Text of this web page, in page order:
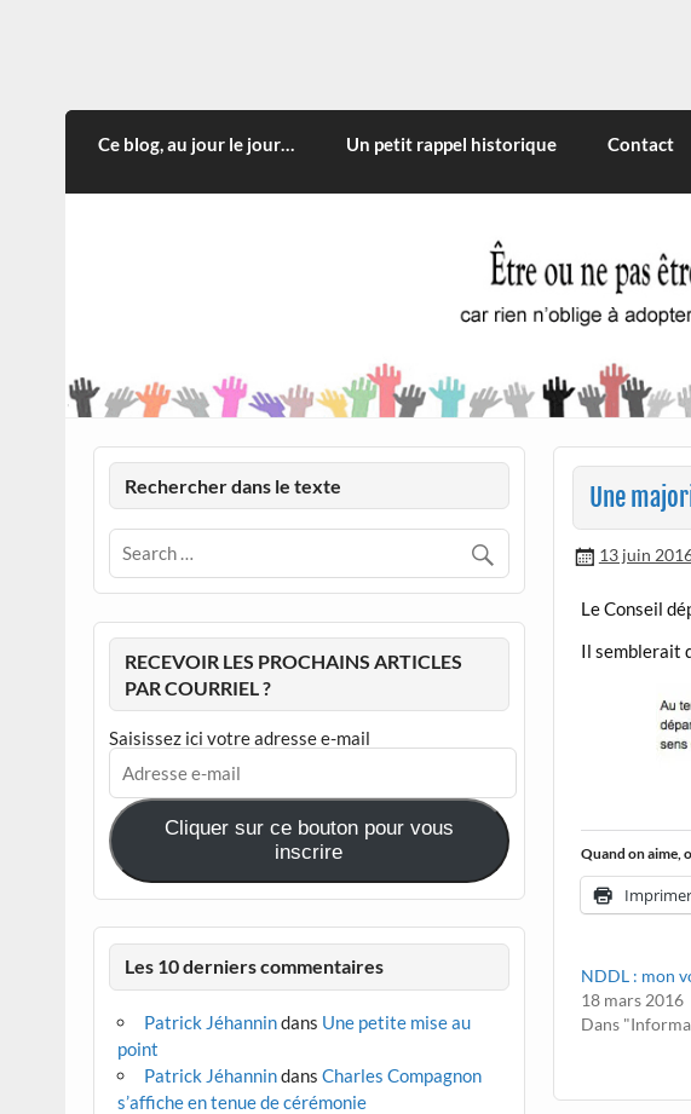
CITOYEN D'ILLE-ET-VILAINE
Ce blog, au jour le jour… Un petit rappel historique Contact
Une
13 juin
Le Conseil
Il semblerait
Quand on aime,
Imprimer
NDDL : mon
18 mars 2016
Dans
Rechercher dans le texte
RECEVOIR LES PROCHAINS ARTICLES
PAR COURRIEL ?
Saisissez ici votre adresse e-mail
Adresse
e-
mail
Cliquer sur ce bouton pour vous
inscrire
Les 10 derniers commentaires
Patrick Jéhannindans Une petite mise au
point
Patrick Jéhannindans Charles Compagnon
s’affiche en tenue de cérémonie